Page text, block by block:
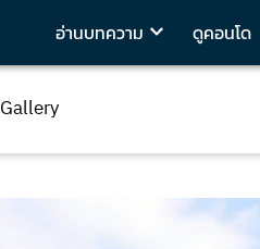
อ่านบทความ ดูคอนโด
Gallery